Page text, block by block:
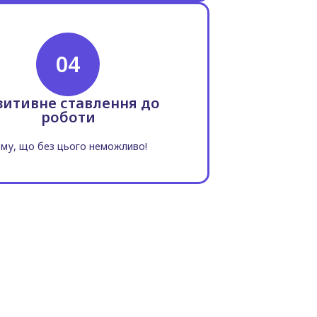
04
ставлення до
роботи
що без цього неможливо!